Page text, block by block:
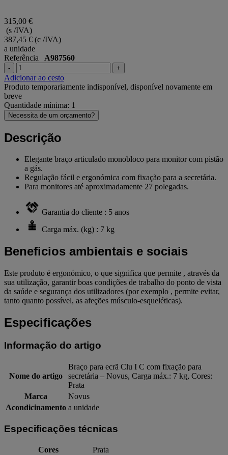
315,00 €
(s /IVA)
387,45 € (c /IVA)
a unidade
Referência A987560
- +
Adicionar ao cesto
Produto temporariamente indisponível, disponível novamente em
breve
Quantidade mínima: 1
Necessita de um orçamento?
Descrição
Elegante braço articulado monobloco para monitor com pistão
a gás.
Regulação fácil e ergonómica com fixação para a secretária.
Para monitores até aproximadamente 27 polegadas.
Garantia do cliente : 5 anos
Carga máx. (kg) : 7 kg
Beneficios ambientais e sociais
Este produto é ergonómico, o que significa que permite , através da
sua utilização, garantir boas condições de trabalho do ponto de vista
da saúde e segurança dos utilizadores (por exemplo , permite evitar,
tanto quanto possível, as afeções músculo-esqueléticas).
Especificações
Informação do artigo
Nome do artigo
Braço para ecrã Clu I C com fixação para
secretária – Novus, Carga máx.: 7 kg, Cores:
Prata
Marca
Novus
Acondicinamento a unidade
Especificações técnicas
Cores
Prata